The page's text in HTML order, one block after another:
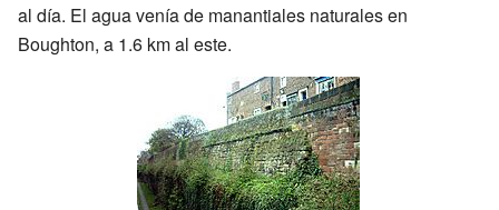
al día. El agua venía de manantiales naturales en
Boughton, a 1.6 km al este.